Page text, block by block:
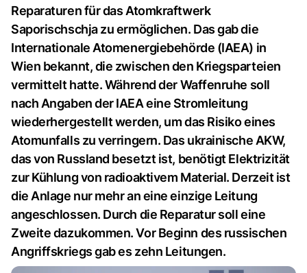
Reparaturen für das Atomkraftwerk
Saporischschja zu ermöglichen. Das gab die
Internationale Atomenergiebehörde (IAEA) in
Wien bekannt, die zwischen den Kriegsparteien
vermittelt hatte. Während der Waffenruhe soll
nach Angaben der IAEA eine Stromleitung
wiederhergestellt werden, um das Risiko eines
Atomunfalls zu verringern. Das ukrainische AKW,
das von Russland besetzt ist, benötigt Elektrizität
zur Kühlung von radioaktivem Material. Derzeit ist
die Anlage nur mehr an eine einzige Leitung
angeschlossen. Durch die Reparatur soll eine
Zweite dazukommen. Vor Beginn des russischen
Angriffskriegs gab es zehn Leitungen.